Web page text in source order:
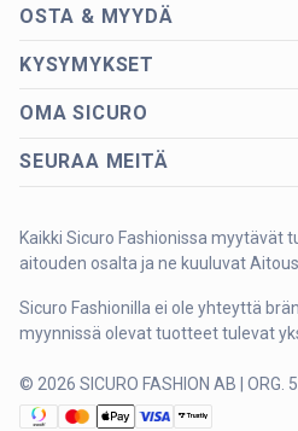
OSTA & MYYDÄ
KYSYMYKSET
OMA SICURO
SEURAA MEITÄ
Kaikki Sicuro Fashionissa myytävät
aitouden osalta ja ne kuuluvat
Sicuro Fashionilla ei ole yhteyttä
myynnissä olevat tuotteet tulevat
© 2026 SICURO FASHION AB | ORG.